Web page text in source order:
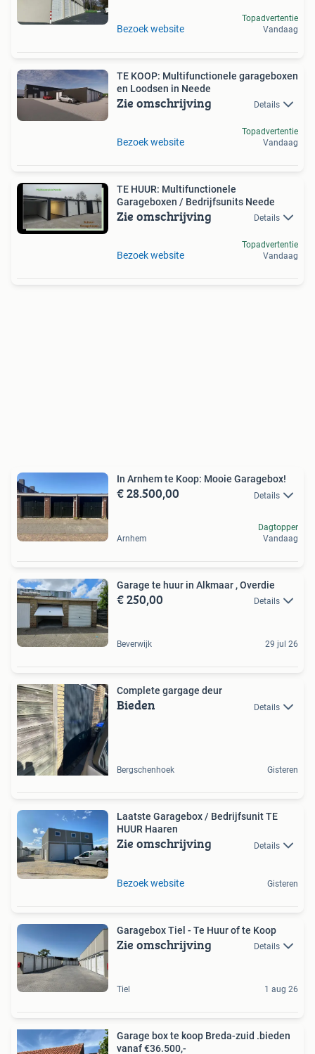
Bezoek website
Topadvertentie
Vandaag
TE KOOP: Multifunctionele garageboxen
en Loodsen in Neede
Zie omschrijving Details
Bezoek website
Topadvertentie
Vandaag
TE HUUR: Multifunctionele
Garageboxen / Bedrijfsunits Neede
Zie omschrijving Details
Bezoek website
Topadvertentie
Vandaag
In Arnhem te Koop: Mooie Garagebox!
€ 28.500,00 Details
Arnhem
Dagtopper
Vandaag
Garage te huur in Alkmaar , Overdie
€ 250,00 Details
Beverwijk 29 jul 26
Complete gargage deur
Bieden Details
Bergschenhoek Gisteren
Laatste Garagebox / Bedrijfsunit TE
HUUR Haaren
Zie omschrijving Details
Bezoek website Gisteren
Garagebox Tiel - Te Huur of te Koop
Zie omschrijving Details
Tiel 1 aug 26
Garage box te koop Breda-zuid .bieden
vanaf €36.500,-